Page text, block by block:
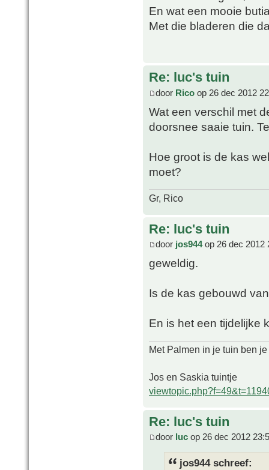
En wat een mooie
Met die bladeren die
Re: luc's tuin
door Rico op 26 dec 2012
Wat een verschil met
doorsnee saaie tuin.
Hoe groot is de kas
moet?
Gr, Rico
Re: luc's tuin
door jos944op 26 dec 2012
geweldig.
Is de kas gebouwd
En is het een tijdelijke
Met Palmen in je tuin ben
Jos en Saskia tuintje
Re: luc's tuin
door luc op 26 dec 2012
jos944 schreef: